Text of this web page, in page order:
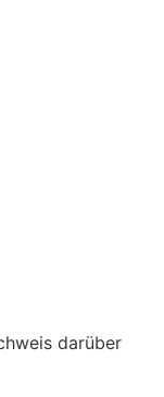
darüber